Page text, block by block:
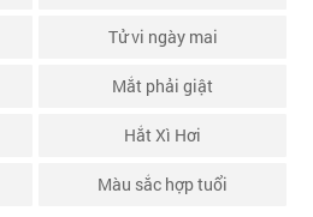
Tử vi ngày mai
Mắt phải giật
Hắt Xì Hơi
Màu sắc hợp tuổi